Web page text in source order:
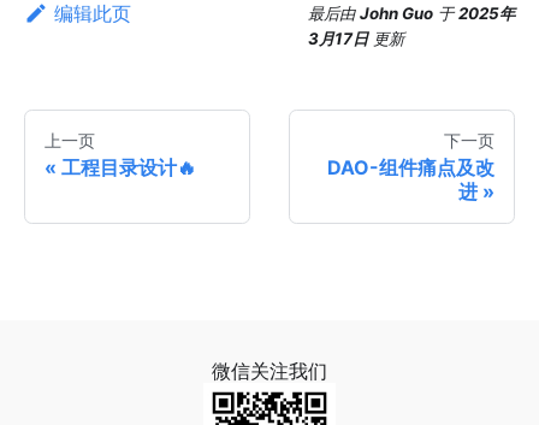
编辑此页 最后由John Guo 于2025年
3月17日 更新
上一页
工程目录设计🔥
下一页
DAO-组件痛点及改
进
微信关注我们